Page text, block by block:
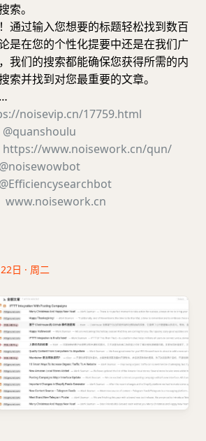
索。
通过输入您想要的标题轻松找到数百
是在您的个性化提要中还是在我们广
我们的搜索都能确保您获得所需的内
索并找到对您最重要的文章。
noisevip.cn/17759.html
@quanshoulu
https://www.noisework.cn/qun/
@noisewowbot
@Efficiencysearchbot
www.noisework.cn
日 · 周二